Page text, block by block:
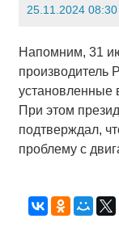
25.11.2024 08:30
Напомним, 31
производитель
установленные
При этом
подтверждал,
проблему с